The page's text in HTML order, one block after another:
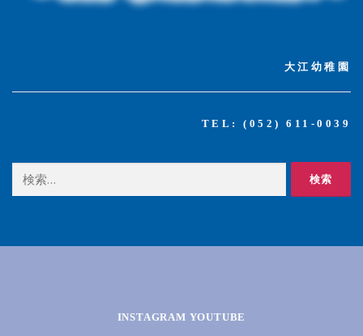
大江幼稚園
TEL: (052) 611-0039
索:
INSTAGRAM YOUTUBE